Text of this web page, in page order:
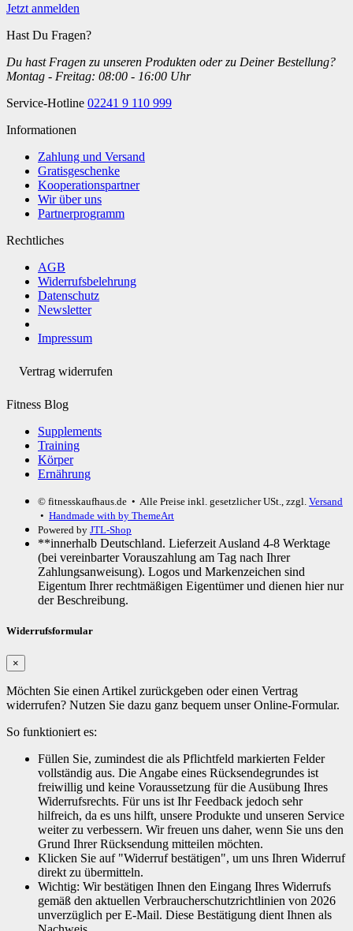
Jetzt anmelden
Hast Du Fragen?
Du hast Fragen zu unseren Produkten oder zu Deiner Bestellung?
Montag - Freitag: 08:00 - 16:00 Uhr
Service-Hotline 02241 9 110 999
Informationen
Zahlung und Versand
Gratisgeschenke
Kooperationspartner
Wir über uns
Partnerprogramm
Rechtliches
AGB
Widerrufsbelehrung
Datenschutz
Newsletter
Impressum
Vertrag widerrufen
Fitness Blog
Supplements
Training
Körper
Ernährung
© fitnesskaufhaus.de • Alle Preise inkl. gesetzlicher USt., zzgl. Versand
• Handmade with by ThemeArt
Powered by JTL-Shop
**innerhalb Deutschland. Lieferzeit Ausland 4-8 Werktage
(bei vereinbarter Vorauszahlung am Tag nach Ihrer
Zahlungsanweisung). Logos und Markenzeichen sind
Eigentum Ihrer rechtmäßigen Eigentümer und dienen hier nur
der Beschreibung.
Widerrufsformular
×
Möchten Sie einen Artikel zurückgeben oder einen Vertrag
widerrufen? Nutzen Sie dazu ganz bequem unser Online-Formular.
So funktioniert es:
Füllen Sie, zumindest die als Pflichtfeld markierten Felder
vollständig aus. Die Angabe eines Rücksendegrundes ist
freiwillig und keine Voraussetzung für die Ausübung Ihres
Widerrufsrechts. Für uns ist Ihr Feedback jedoch sehr
hilfreich, da es uns hilft, unsere Produkte und unseren Service
weiter zu verbessern. Wir freuen uns daher, wenn Sie uns den
Grund Ihrer Rücksendung mitteilen möchten.
Klicken Sie auf "Widerruf bestätigen", um uns Ihren Widerruf
direkt zu übermitteln.
Wichtig: Wir bestätigen Ihnen den Eingang Ihres Widerrufs
gemäß den aktuellen Verbraucherschutzrichtlinien von 2026
unverzüglich per E-Mail. Diese Bestätigung dient Ihnen als